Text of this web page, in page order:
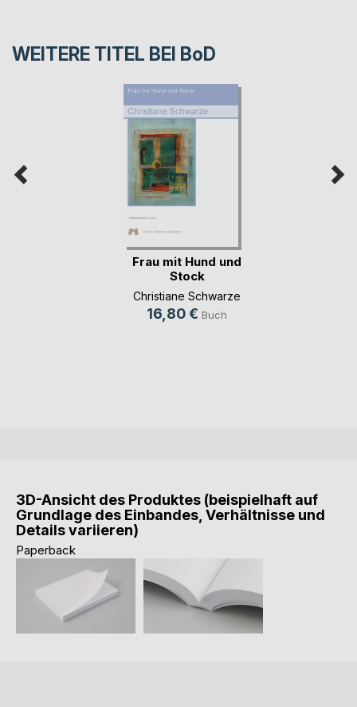
WEITERE TITEL BEI BoD
Frau mit Hund und
Stock
Christiane Schwarze
16,80 € Buch
3D-Ansicht des Produktes (beispielhaft auf
Grundlage des Einbandes, Verhältnisse und
Details variieren)
Paperback